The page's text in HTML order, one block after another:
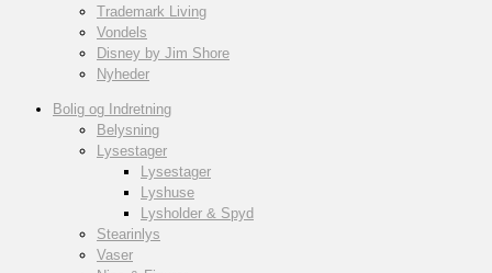
Trademark Living
Vondels
Disney by Jim Shore
Nyheder
Bolig og Indretning
Belysning
Lysestager
Lysestager
Lyshuse
Lysholder & Spyd
Stearinlys
Vaser